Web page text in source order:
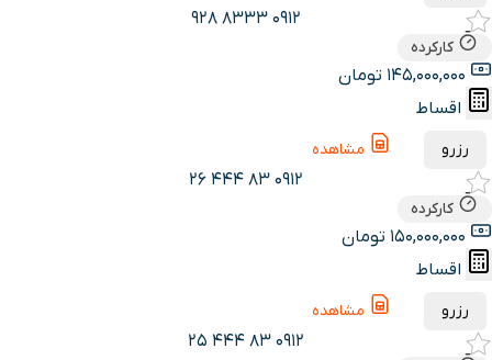
0912 8333 928
کارکرده
اقساط
رزرو مشاهده
0912 83 444 26
کارکرده
اقساط
رزرو مشاهده
0912 83 444 25